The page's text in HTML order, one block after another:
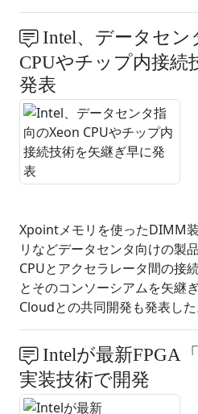
Intel、データセン
CPUやチップ内接続
発表
Xpointメモリを使ったDIMM
リなどデータセンタ向けの製
CPUとアクセラレータ間の接
とそのコンソーシアムを矢継
Cloudとの共同開発も発表し
Intelが最新FPGA
実装技術で開発